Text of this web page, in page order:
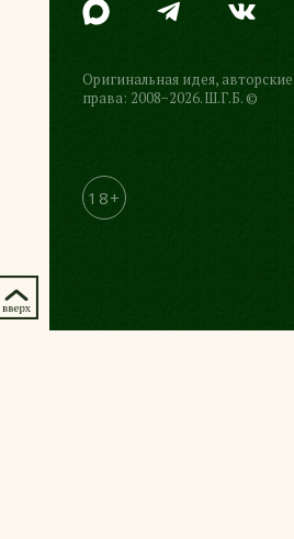
Оригинальная идея, авторские
права: 2008−2026. Ш.Г.Б. ©
18+